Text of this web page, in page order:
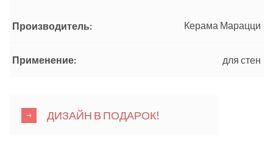
Производитель: Керама Марацци
Применение: для стен
ДИЗАЙН В ПОДАРОК!